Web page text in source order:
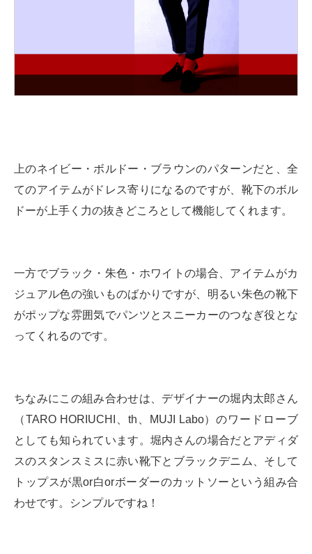
上のネイビー・ボルドー・ブラウンのパターンだと、全
てのアイテムがドレス寄りになるのですが、靴下のボル
ドーが上手く力の抜きどころとして機能してくれます。
一方でブラック・朱色・ホワイトの場合、アイテムがカ
ジュアル色の強いものばかりですが、明るい朱色の靴下
がポップな雰囲気でパンツとスニーカーのつなぎ役とな
ってくれるのです。
ちなみにこの組み合わせは、デザイナーの堀内太郎さん
（TARO HORIUCHI、th、MUJI Labo）のワードローブ
としても知られています。堀内さんの場合だとアディダ
スのスタンスミスに赤い靴下とブラックデニム、そして
トップスが黒or白orボーダーのカットソーという組み合
わせです。シンプルですね！